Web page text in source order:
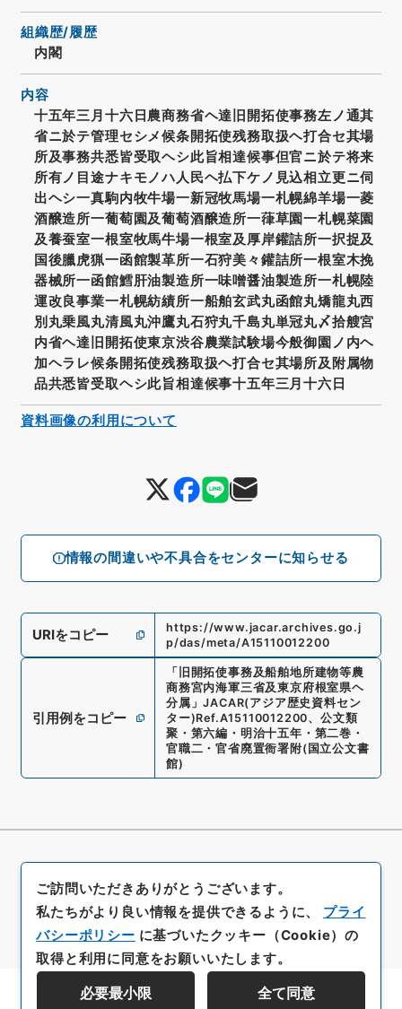
情報の間違いや不具合をセンターに知らせる
組織歴/履歴
内閣
内容
十五年三月十六日農商務省ヘ達旧開拓使事務左ノ通其
省ニ於テ管理セシメ候条開拓使残務取扱ヘ打合セ其場
所及事務共悉皆受取ヘシ此旨相達候事但官ニ於テ将来
所有ノ目途ナキモノハ人民ヘ払下ケノ見込相立更ニ伺
出ヘシ一真駒内牧牛場一新冠牧馬場一札幌綿羊場一菱
酒醸造所一葡萄園及葡萄酒醸造所一葎草園一札幌菜園
及養蚕室一根室牧馬牛場一根室及厚岸鑵詰所一択捉及
国後臘虎猟一函館製革所一石狩美々鑵詰所一根室木挽
器械所一函館鱈肝油製造所一味噌醤油製造所一札幌陸
運改良事業一札幌紡績所一船舶玄武丸函館丸矯龍丸西
別丸乗風丸清風丸沖鷹丸石狩丸千島丸単冠丸〆拾艘宮
内省ヘ達旧開拓使東京渋谷農業試験場今般御園ノ内ヘ
加ヘラレ候条開拓使残務取扱ヘ打合セ其場所及附属物
品共悉皆受取ヘシ此旨相達候事十五年三月十六日
URIをコピー
https://www.jacar.archives.go.j
p/das/meta/A15110012200
引用例をコピー
「
旧開拓使事務及船舶地所建物等農
商務宮内海軍三省及東京府根室県ヘ
分属 」JACAR(アジア歴史資料セン
ター)Ref.A15110012200、公文類
聚・第六編・明治十五年・第二巻・
官職二・官省廃置衙署附( 国立公文書
館)
資料画像の利用について
ご訪問いただきありがとうございます。
私たちがより良い情報を提供できるように、 プライ
バシーポリシー に基づいたクッキー（Cookie）の
取得と利用に同意をお願いいたします。
必要最小限 全て同意